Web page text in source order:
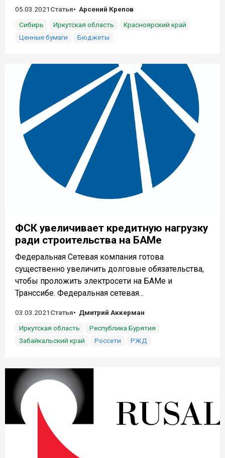
05.03.2021 Статья
Арсений Крепов
Сибирь
Иркутская область
Красноярский край
Ценные бумаги
Бюджеты
ФСК увеличивает кредитную нагрузку
ради строительства на БАМе
Федеральная Сетевая компания готова
существенно увеличить долговые обязательства,
чтобы проложить электросети на БАМе и
Транссибе. Федеральная сетевая...
03.03.2021 Статья
Дмитрий Аккерман
Иркутская область
Республика Бурятия
Забайкальский край
Россети РЖД